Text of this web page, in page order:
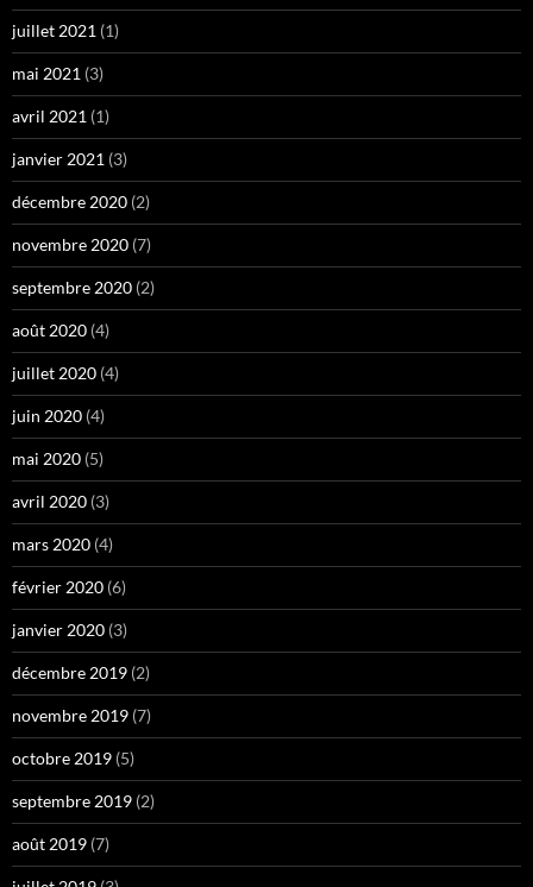
juillet 2021 (1)
mai 2021 (3)
avril 2021 (1)
janvier 2021 (3)
décembre 2020 (2)
novembre 2020 (7)
septembre 2020 (2)
août 2020 (4)
juillet 2020 (4)
juin 2020 (4)
mai 2020 (5)
avril 2020 (3)
mars 2020 (4)
février 2020 (6)
janvier 2020 (3)
décembre 2019 (2)
novembre 2019 (7)
octobre 2019 (5)
septembre 2019 (2)
août 2019 (7)